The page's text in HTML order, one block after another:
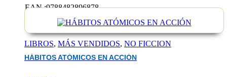
EAN :9788482896878
LIBROS, MÁS VENDIDOS, NO FICCION
HÁBITOS ATÓMICOS EN ACCIÓN